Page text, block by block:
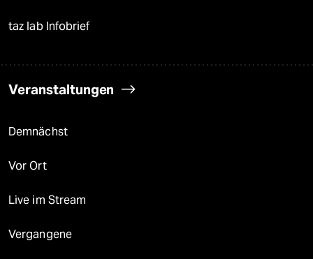
taz lab Infobrief
Veranstaltungen
Demnächst
Vor Ort
Live im Stream
Vergangene